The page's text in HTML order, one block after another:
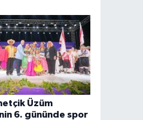
Üzüm
6. gününde spor